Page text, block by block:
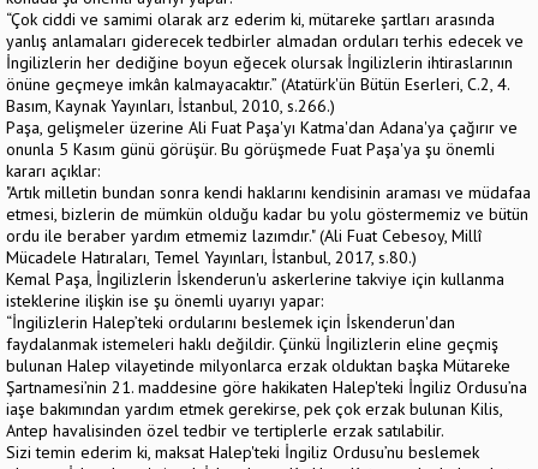
“Çok ciddi ve samimi olarak arz ederim ki, mütareke şartları arasında
yanlış anlamaları giderecek tedbirler almadan orduları terhis edecek ve
İngilizlerin her dediğine boyun eğecek olursak İngilizlerin ihtiraslarının
önüne geçmeye imkân kalmayacaktır.” (Atatürk'ün Bütün Eserleri, C.2, 4.
Basım, Kaynak Yayınları, İstanbul, 2010, s.266.)
Paşa, gelişmeler üzerine Ali Fuat Paşa'yı Katma'dan Adana'ya çağırır ve
onunla 5 Kasım günü görüşür. Bu görüşmede Fuat Paşa'ya şu önemli
kararı açıklar:
"Artık milletin bundan sonra kendi haklarını kendisinin araması ve müdafaa
etmesi, bizlerin de mümkün olduğu kadar bu yolu göstermemiz ve bütün
ordu ile beraber yardım etmemiz lazımdır." (Ali Fuat Cebesoy, Millî
Mücadele Hatıraları, Temel Yayınları, İstanbul, 2017, s.80.)
Kemal Paşa, İngilizlerin İskenderun'u askerlerine takviye için kullanma
isteklerine ilişkin ise şu önemli uyarıyı yapar:
“İngilizlerin Halep’teki ordularını beslemek için İskenderun'dan
faydalanmak istemeleri haklı değildir. Çünkü İngilizlerin eline geçmiş
bulunan Halep vilayetinde milyonlarca erzak olduktan başka Mütareke
Şartnamesi’nin 21. maddesine göre hakikaten Halep'teki İngiliz Ordusu’na
iaşe bakımından yardım etmek gerekirse, pek çok erzak bulunan Kilis,
Antep havalisinden özel tedbir ve tertiplerle erzak satılabilir.
Sizi temin ederim ki, maksat Halep'teki İngiliz Ordusu’nu beslemek